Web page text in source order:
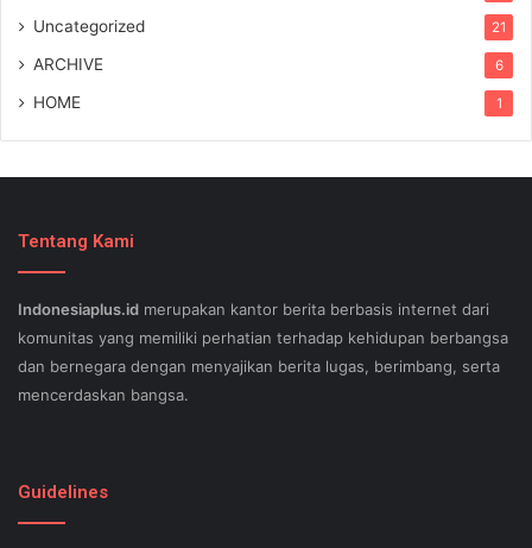
Uncategorized 21
ARCHIVE 6
HOME 1
Tentang Kami
Indonesiaplus.id merupakan kantor berita berbasis internet dari
komunitas yang memiliki perhatian terhadap kehidupan berbangsa
dan bernegara dengan menyajikan berita lugas, berimbang, serta
mencerdaskan bangsa.
your small business stand out exam gst from the opposition and
Guidelines